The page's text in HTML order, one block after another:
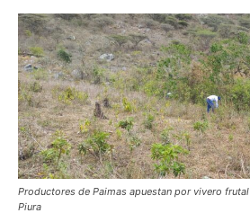
Productores de Paimas apuestan por vivero
Piura